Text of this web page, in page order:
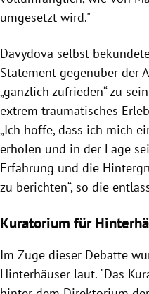
umgesetzt wird."
Davydova selbst
Statement gegenüber der
„gänzlich zufrieden“ zu
extrem traumatisches
„Ich hoffe, dass ich mich
erholen und in der Lage
Erfahrung und die
zu berichten“, so die
Kuratorium für
Im Zuge dieser Debatte
Hinterhäuser laut. "Das